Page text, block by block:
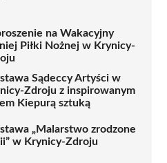
na Wakacyjny
Piłki Nożnej w Krynicy-
Sądeccy Artyści w
Zdroju z inspirowanym
Kiepurą sztuką
„Malarstwo zrodzone
w Krynicy-Zdroju